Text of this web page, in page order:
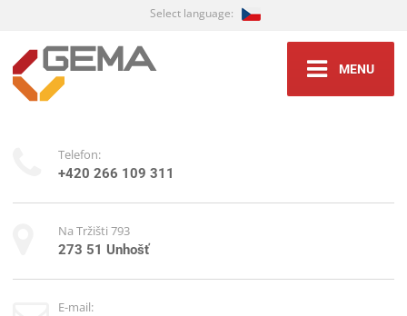
Select language:
MENU
Telefon:
+420 266 109 311
Na Tržišti 793
273 51 Unhošť
E-mail: